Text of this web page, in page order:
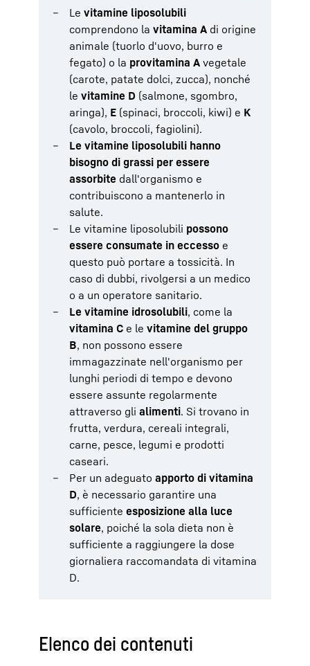
Le vitamine liposolubili
comprendono la vitamina A di origine
animale (tuorlo d'uovo, burro e
fegato) o la provitamina A vegetale
(carote, patate dolci, zucca), nonché
le vitamine D (salmone, sgombro,
aringa), E (spinaci, broccoli, kiwi) e K
(cavolo, broccoli, fagiolini).
Le vitamine liposolubili hanno
bisogno di grassi per essere
assorbite dall'organismo e
contribuiscono a mantenerlo in
salute.
Le vitamine liposolubili possono
essere consumate in eccesso e
questo può portare a tossicità. In
caso di dubbi, rivolgersi a un medico
o a un operatore sanitario.
Le vitamine idrosolubili, come la
vitamina C e le vitamine del gruppo
B, non possono essere
immagazzinate nell'organismo per
lunghi periodi di tempo e devono
essere assunte regolarmente
attraverso gli alimenti. Si trovano in
frutta, verdura, cereali integrali,
carne, pesce, legumi e prodotti
caseari.
Per un adeguato apporto di vitamina
D, è necessario garantire una
sufficiente esposizione alla luce
solare, poiché la sola dieta non è
sufficiente a raggiungere la dose
giornaliera raccomandata di vitamina
D.
Elenco dei contenuti